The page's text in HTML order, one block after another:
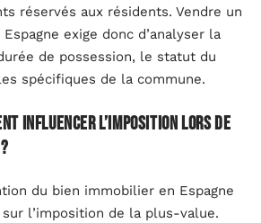
réservés aux résidents. Vendre un
exige donc d’analyser la
de possession, le statut du
spécifiques de la commune.
influencer l’imposition lors de
du bien immobilier en Espagne
l’imposition de la plus-value.